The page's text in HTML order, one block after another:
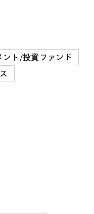
ント/投資ファンド